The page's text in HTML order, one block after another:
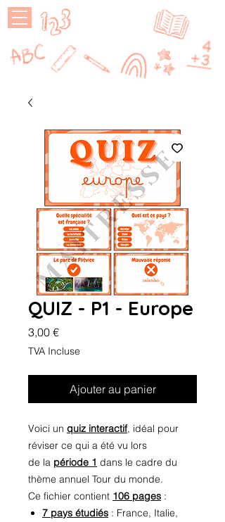
QUIZ - P1 - Europe
3,00 €Prix
TVA Incluse
Ajouter au panier
Voici un quiz interactif, idéal pour
réviser ce qui a été vu lors
de la période 1 dans le cadre du
thème annuel Tour du monde.
Ce fichier contient 106 pages :
7 pays étudiés : France, Italie,